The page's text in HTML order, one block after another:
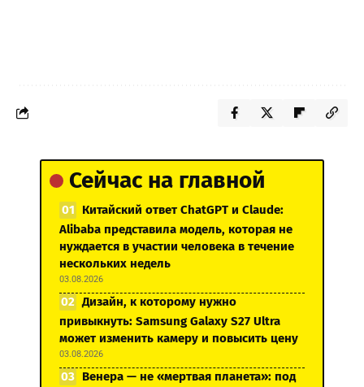
Сейчас на главной
Китайский ответ ChatGPT и Claude:
Alibaba представила модель, которая не
нуждается в участии человека в течение
нескольких недель
03.08.2026
Дизайн, к которому нужно
привыкнуть: Samsung Galaxy S27 Ultra
может изменить камеру и повысить цену
03.08.2026
Венера — не «мертвая планета»: под